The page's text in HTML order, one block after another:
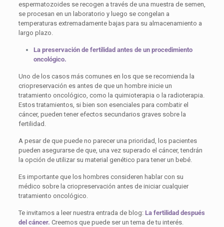
espermatozoides se recogen a través de una muestra de semen,
se procesan en un laboratorio y luego se congelan a
temperaturas extremadamente bajas para su almacenamiento a
largo plazo.
La preservación de fertilidad antes de un procedimiento
oncológico.
Uno de los casos más comunes en los que se recomienda la
criopreservación es antes de que un hombre inicie un
tratamiento oncológico, como la quimioterapia o la radioterapia.
Estos tratamientos, si bien son esenciales para combatir el
cáncer, pueden tener efectos secundarios graves sobre la
fertilidad.
A pesar de que puede no parecer una prioridad, los pacientes
pueden asegurarse de que, una vez superado el cáncer, tendrán
la opción de utilizar su material genético para tener un bebé.
Es importante que los hombres consideren hablar con su
médico sobre la criopreservación antes de iniciar cualquier
tratamiento oncológico.
Te invitamos a leer nuestra entrada de blog: La fertilidad después
del cáncer. Creemos que puede ser un tema de tu interés.